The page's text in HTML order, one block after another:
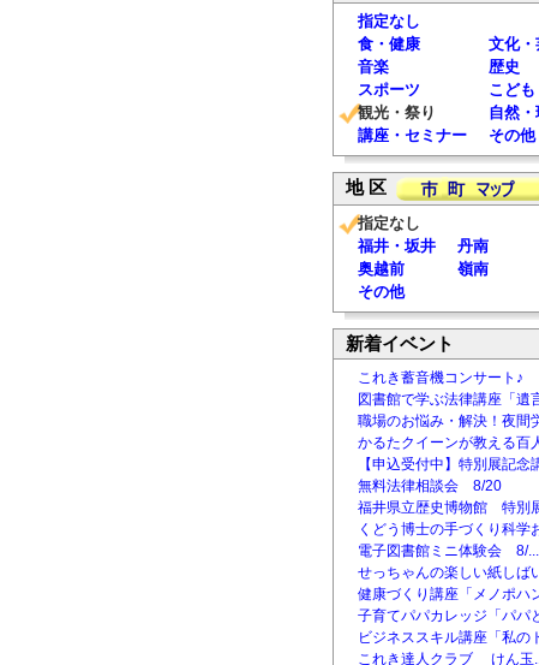
指定なし
食・健康
文化・
音楽
歴史
スポーツ
こども
観光・祭り
自然
講座・セミナー
その他
地 区
指定なし
福井・坂井
丹南
奥越前
嶺南
その他
新着イベント
これき蓄音機コンサート♪
図書館で学ぶ法律講座「遺
職場のお悩み・解決！夜間
かるたクイーンが教える百
【申込受付中】特別展記念
無料法律相談会 8/20
福井県立歴史博物館 特別
くどう博士の手づくり科学
電子図書館ミニ体験会 8/...
せっちゃんの楽しい紙しば
健康づくり講座「メノポハ
子育てパパカレッジ「パパ
ビジネススキル講座「私の
これき達人クラブ けん玉